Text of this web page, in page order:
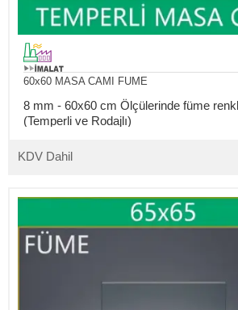
60x60 MASA CAMI FUME
8 mm - 60x60 cm Ölçülerinde füme
(Temperli ve Rodajlı)
KDV Dahil